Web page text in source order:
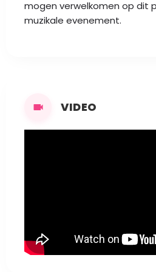
mogen verwelkomen op dit
muzikale evenement.
VIDEO